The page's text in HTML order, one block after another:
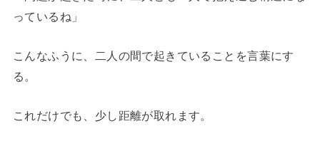
っているね」
こんなふうに、二人の間で起きていることを言葉にす
る。
これだけでも、少し距離が取れます。